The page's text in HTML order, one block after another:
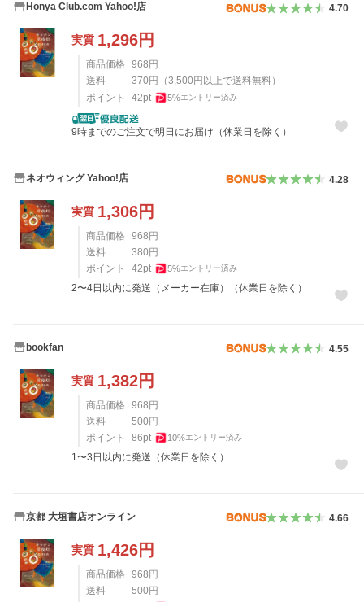
Honya Club.com Yahoo!店 4.70
実質 1,296円
商品価格 968 円
送料
370 円 （3,500 円以上で送料無料）
ポイント
42pt 5%エントリー済み
9時までのご注文で明日にお届け（休業日を除く）
ネオウィング Yahoo!店 4.28
実質 1,306円
商品価格 968円
送料
380円
ポイント
42pt 5%エントリー済み
2〜4日以内に発送（メーカー在庫）（休業日を除く）
bookfan 4.55
実質 1,382円
商品価格 968円
送料
500円
ポイント
86pt 10%エントリー済み
1〜3日以内に発送（休業日を除く）
京都 大垣書店オンライン 4.66
実質 1,426円
商品価格 968円
送料
500円